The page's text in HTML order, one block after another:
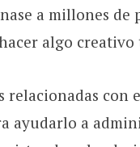
a millones de
algo creativo
relacionadas con
ayudarlo a